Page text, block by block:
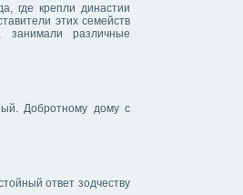
где крепли династии
этих семейств
занимали различные
Добротному дому с
ответ зодчеству